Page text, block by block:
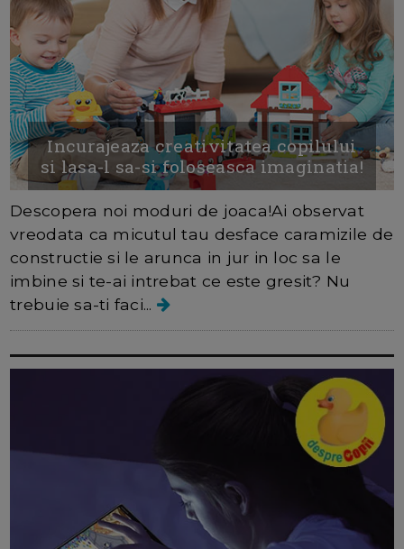
Incurajeaza creativitatea copilului
si lasa-l sa-si foloseasca imaginatia!
Descopera noi moduri de joaca!Ai observat
vreodata ca micutul tau desface caramizile de
constructie si le arunca in jur in loc sa le
imbine si te-ai intrebat ce este gresit? Nu
trebuie sa-ti faci...